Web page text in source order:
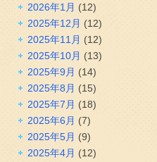
2026年1月 (12)
2025年12月 (12)
2025年11月 (12)
2025年10月 (13)
2025年9月 (14)
2025年8月 (15)
2025年7月 (18)
2025年6月 (7)
2025年5月 (9)
2025年4月 (12)